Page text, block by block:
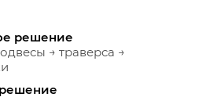
решение
→ траверса →